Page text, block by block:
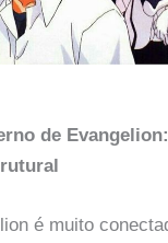
de
é muito